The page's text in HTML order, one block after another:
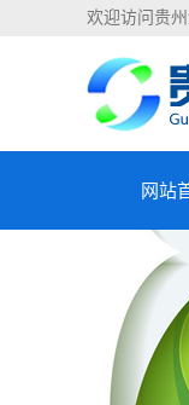
欢迎访问贵
网站